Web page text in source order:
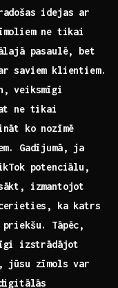
idejas ar
ne ⁣tikai
pasaulē, bet
saviem klientiem.
veiksmīgi
ne tikai
ko nozīmē
Gadījumā, ja
potenciālu,
izmantojot
ka katrs
Tāpēc,
⁢izstrādājot
jūsu zīmols var